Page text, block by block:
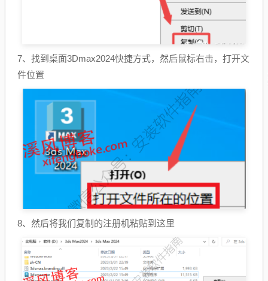
7、找到桌面3Dmax2024快捷方式，然后鼠标右击，打开文
件位置
8、然后将我们复制的注册机粘贴到这里